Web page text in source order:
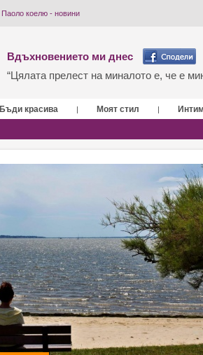
Паоло коелю - новини
Вдъхновението ми днес
“Цялата прелест на миналото е, че е
Бъди красива | Моят стил |